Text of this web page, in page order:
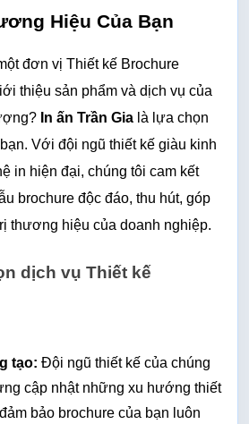
Hiệu Của Bạn
đơn vị Thiết kế Brochure
thiệu sản phẩm và dịch vụ của
In ấn Trần Gia là lựa chọn
Với đội ngũ thiết kế giàu kinh
in hiện đại, chúng tôi cam kết
brochure độc đáo, thu hút, góp
thương hiệu của doanh nghiệp.
dịch vụ Thiết kế
tạo: Đội ngũ thiết kế của chúng
cập nhật những xu hướng thiết
bảo brochure của bạn luôn